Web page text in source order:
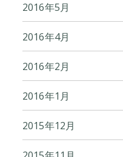
2016年5月
2016年4月
2016年2月
2016年1月
2015年12月